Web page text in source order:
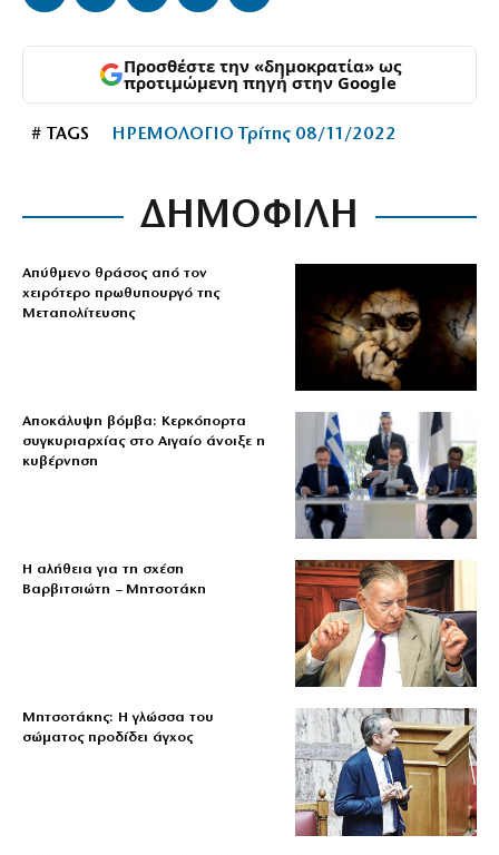
Προσθέστε την «δημοκρατία» ως
προτιμώμενη πηγή στην Google
# TAGS ΗΡΕΜΟΛΟΓΙΟ Τρίτης 08/11/2022
ΔΗΜΟΦΙΛΗ
Απύθμενο θράσος από τον
χειρότερο πρωθυπουργό της
Μεταπολίτευσης
Αποκάλυψη βόμβα: Κερκόπορτα
συγκυριαρχίας στο Αιγαίο άνοιξε η
κυβέρνηση
Η αλήθεια για τη σχέση
Βαρβιτσιώτη – Μητσοτάκη
Μητσοτάκης: Η γλώσσα του
σώματος προδίδει άγχος